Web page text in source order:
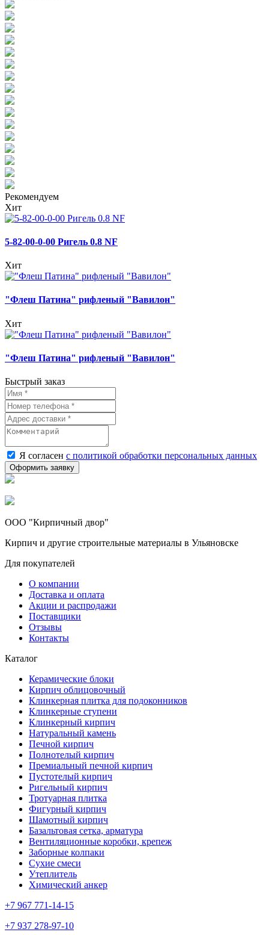
Рекомендуем
Хит
5-82-00-0-00 Ригель 0.8 NF
Хит
"Флеш Патина" рифленый "Вавилон"
Хит
"Флеш Патина" рифленый "Вавилон"
Быстрый заказ
Я согласен с политикой обработки персональных данных
ООО "Кирпичный двор"
Кирпич и другие строительные материалы в Ульяновске
Для покупателей
О компании
Доставка и оплата
Акции и распродажи
Поставщики
Отзывы
Контакты
Каталог
Керамические блоки
Кирпич облицовочный
Клинкерная плитка для подоконников
Клинкерные ступени
Клинкерный кирпич
Натуральный камень
Печной кирпич
Полнотелый кирпич
Премиальный печной кирпич
Пустотелый кирпич
Ригельный кирпич
Тротуарная плитка
Фигурный кирпич
Шамотный кирпич
Базальтовая сетка, арматура
Вентиляционные коробки, крепеж
Заборные колпаки
Сухие смеси
Утеплитель
Химический анкер
+7 967 771-14-15
+7 937 278-97-10